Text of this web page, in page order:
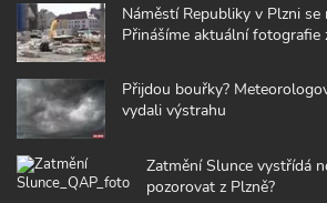
Náměstí Republiky v Plzni se
Přinášíme aktuální fotografie
Přijdou bouřky?
vydali výstrahu
Zatmění Slunce vystřídá
pozorovat z Plzně?